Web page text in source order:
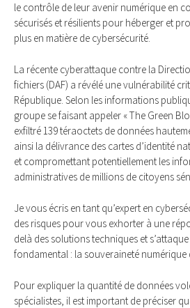
le contrôle de leur avenir numérique en
sécurisés et résilients pour héberger et
plus en matière de cybersécurité.
La récente cyberattaque contre la
fichiers (DAF) a révélé une vulnérabilité
République. Selon les informations
groupe se faisant appeler « The Green
exfiltré 139 téraoctets de données
ainsi la délivrance des cartes d’identité
et compromettant potentiellement les
administratives de millions de citoyens
Je vous écris en tant qu’expert en
des risques pour vous exhorter à une
delà des solutions techniques et
fondamental : la souveraineté numérique
Pour expliquer la quantité de données
spécialistes, il est important de préciser